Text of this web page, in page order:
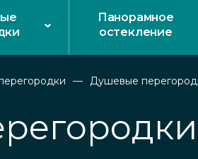
Панорамное
остекление
Душевые